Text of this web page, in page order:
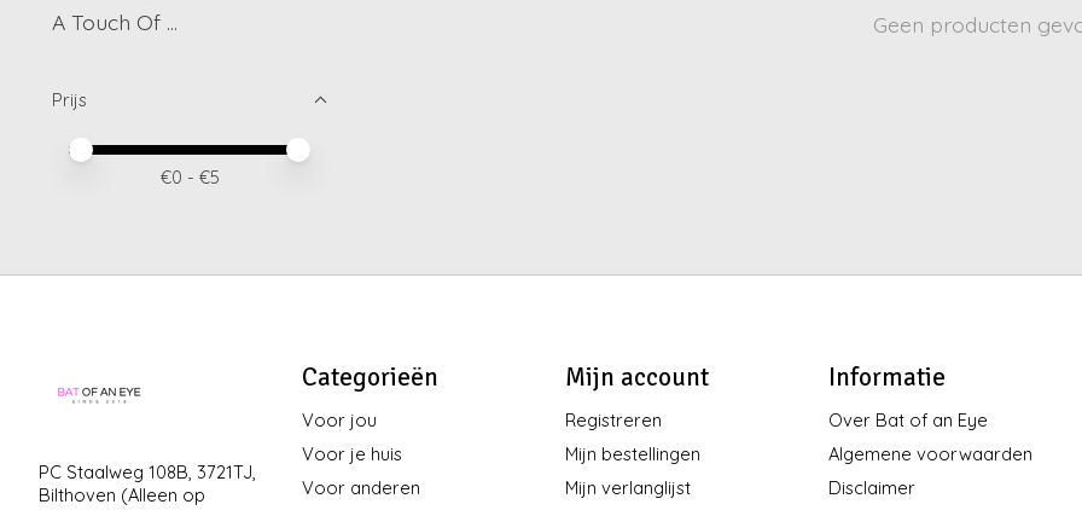
A Touch Of ...
Prijs
Minimale prijswaarde
Price maximum value
€0 - €5
Geen producten
PC Staalweg 108B, 3721TJ,
Bilthoven (Alleen op
Categorieën
Voor jou
Voor je huis
Voor anderen
Mijn account
Registreren
Mijn bestellingen
Mijn verlanglijst
Informatie
Over Bat of an Eye
Algemene voorwaarden
Disclaimer